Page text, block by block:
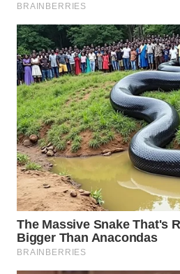
WN
PADANG
LAWAS
WN
SUMEDANG
WN
CIANJUR
WN
KEPULAUAN
SERIBU